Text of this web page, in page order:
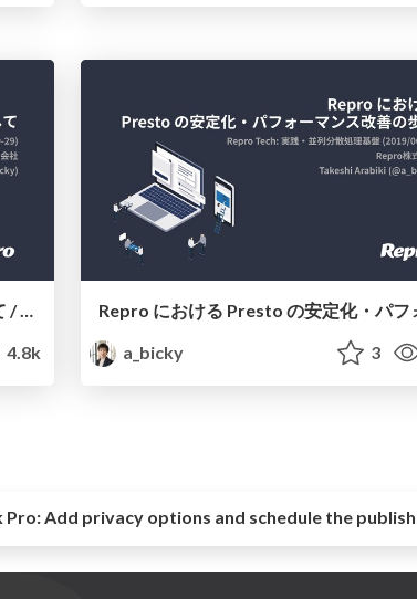
安定・安価なECS auto scalingを目指して / SRE Lounge #11
4.8k
a_bicky
3
Pro:Add privacy options and schedule the